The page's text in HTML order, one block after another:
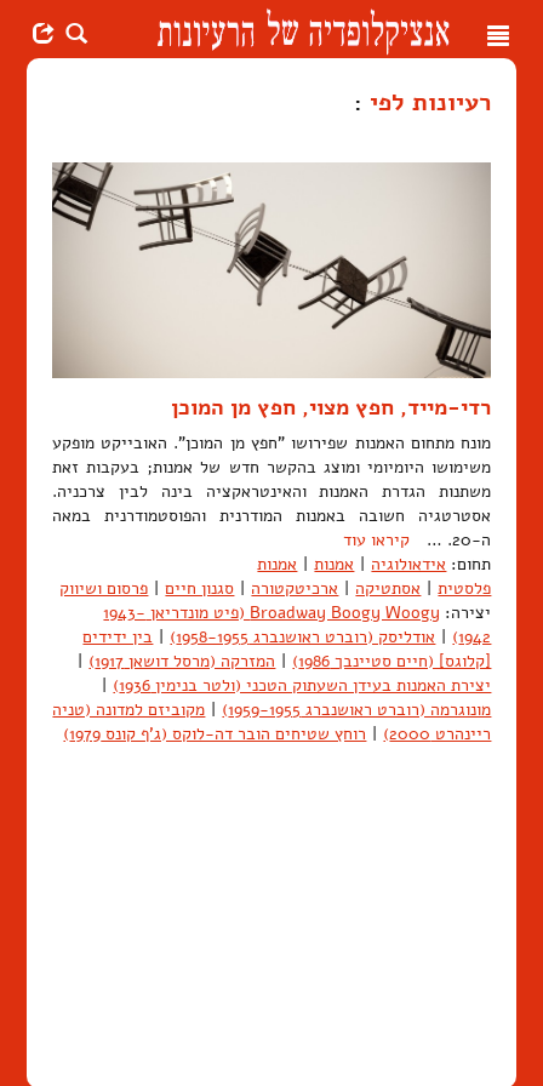
Toggle
רעיונות לפי :
רדי-מייד, חפץ מצוי, חפץ מן המוכן
מונח מתחום האמנות שפירושו "חפץ מן המוכן". האובייקט מופקע
משימושו היומיומי ומוצג בהקשר חדש של אמנות; בעקבות זאת
משתנות הגדרת האמנות והאינטראקציה בינה לבין צרכניה.
אסטרטגיה חשובה באמנות המודרנית והפוסטמודרנית במאה
ה-20. …
קיראו עוד
תחום: אידאולוגיה | אמנות | אמנות
פלסטית | אסתטיקה | ארכיטקטורה | סגנון חיים | פרסום ושיווק
יצירה:
Broadway Boogy Woogy (פיט מונדריאן 1943-
1942)
| אודליסק (רוברט ראושנברג 1958-1955) | בין ידידים
[קלוגס] (חיים סטיינבך 1986)
| המזרקה (מרסל דושאן 1917)
|
יצירת האמנות בעידן השעתוק הטכני (ולטר בנימין 1936)
|
מונוגרמה (רוברט ראושנברג 1959-1955)
| מקוביזם למדונה (טניה
ריינהרט 2000)
| רוחץ שטיחים הובר דה-לוקס (ג'ף קונס 1979)